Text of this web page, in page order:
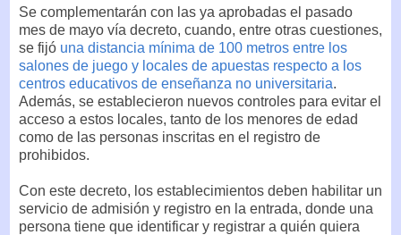
Se complementarán con las ya aprobadas el pasado
mes de mayo vía decreto, cuando, entre otras cuestiones,
se fijó una distancia mínima de 100 metros entre los
salones de juego y locales de apuestas respecto a los
centros educativos de enseñanza no universitaria.
Además, se establecieron nuevos controles para evitar el
acceso a estos locales, tanto de los menores de edad
como de las personas inscritas en el registro de
prohibidos.
Con este decreto, los establecimientos deben habilitar un
servicio de admisión y registro en la entrada, donde una
persona tiene que identificar y registrar a quién quiera